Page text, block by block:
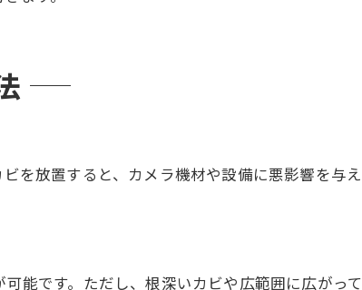
を放置すると、カメラ機材や設備に悪影響を与
能です。ただし、根深いカビや広範囲に広がって